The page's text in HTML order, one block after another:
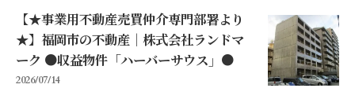
【★事業用不動産売買仲介専門部署より
★】福岡市の不動産｜株式会社ランドマ
ーク ●収益物件「ハーバーサウス」●
2026/07/14